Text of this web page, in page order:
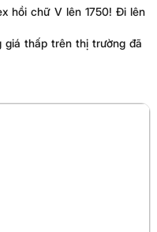
hồi chữ V lên 1750! Đi lên
giá thấp trên thị trường đã